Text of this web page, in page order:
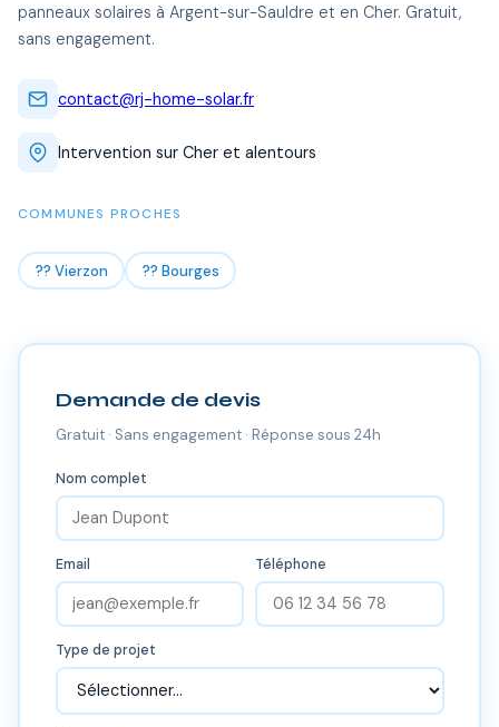
panneaux solaires à Argent-sur-Sauldre et en Cher. Gratuit,
sans engagement.
contact@rj-home-solar.fr
Intervention sur Cher et alentours
COMMUNES PROCHES
?? Vierzon ?? Bourges
Demande de devis
Gratuit · Sans engagement · Réponse sous 24h
Nom complet
Email Téléphone
Type de projet